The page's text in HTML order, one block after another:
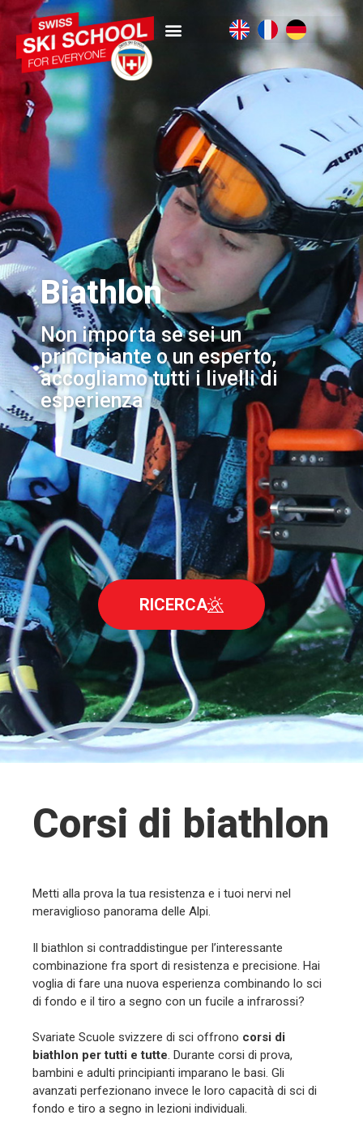
Biathlon
Non importa se sei un
principiante o un esperto,
accogliamo tutti i livelli di
esperienza
RICERCA
Corsi di biathlon
Metti alla prova la tua resistenza e i tuoi nervi nel
meraviglioso panorama delle Alpi.
Il biathlon si contraddistingue per l’interessante
combinazione fra sport di resistenza e precisione. Hai
voglia di fare una nuova esperienza combinando lo sci
di fondo e il tiro a segno con un fucile a infrarossi?
Svariate Scuole svizzere di sci offrono corsi di
biathlon per tutti e tutte. Durante corsi di prova,
bambini e adulti principianti imparano le basi. Gli
avanzati perfezionano invece le loro capacità di sci di
fondo e tiro a segno in lezioni individuali.